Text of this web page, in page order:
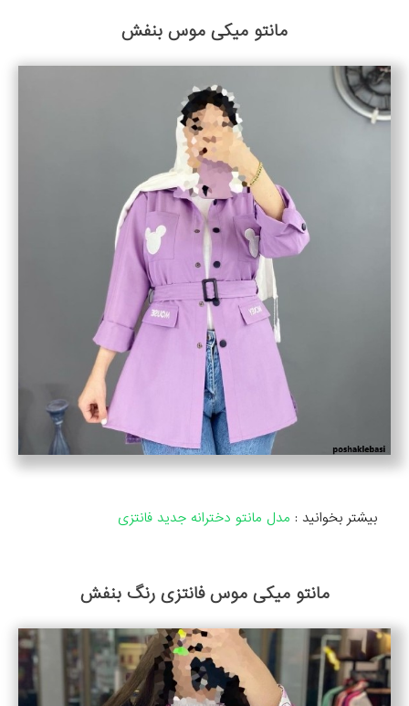
مانتو میکی موس بنفش
بیشتر بخوانید : مدل مانتو دخترانه جدید فانتزی
مانتو میکی موس فانتزی رنگ بنفش